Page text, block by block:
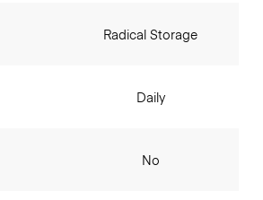
Radical Storage
Daily
No